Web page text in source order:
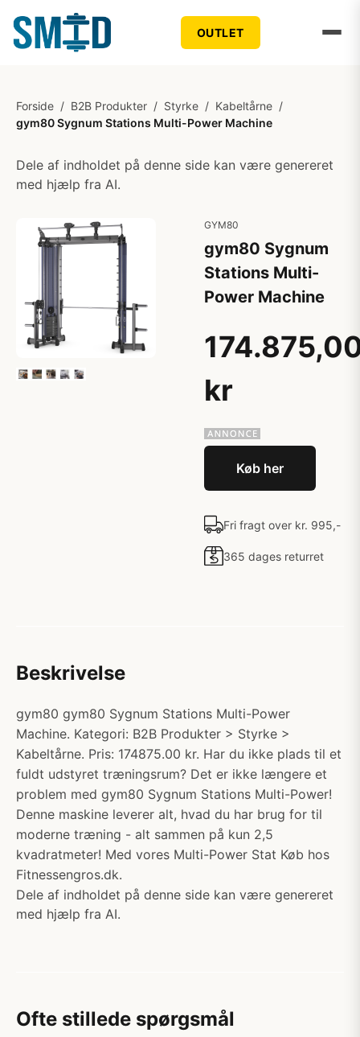
OUTLET
Forside / B2B Produkter / Styrke / Kabeltårne /
gym80 Sygnum Stations Multi-Power Machine
Dele af indholdet på denne side kan være genereret
med hjælp fra AI.
GYM80
gym80 Sygnum
Stations Multi-
Power Machine
kr
Køb her
Fri fragt over kr. 995,-
365 dages returret
Beskrivelse
gym80 gym80 Sygnum Stations Multi-Power
Machine. Kategori: B2B Produkter > Styrke >
Kabeltårne. Pris: 174875.00 kr. Har du ikke plads til et
fuldt udstyret træningsrum? Det er ikke længere et
problem med gym80 Sygnum Stations Multi-Power!
Denne maskine leverer alt, hvad du har brug for til
moderne træning - alt sammen på kun 2,5
kvadratmeter! Med vores Multi-Power Stat Køb hos
Fitnessengros.dk.
Dele af indholdet på denne side kan være genereret
med hjælp fra AI.
Ofte stillede spørgsmål